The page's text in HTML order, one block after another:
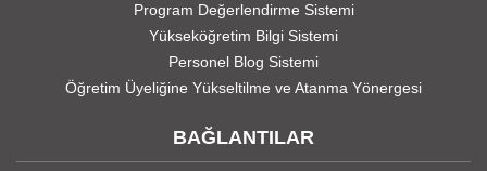
Program Değerlendirme Sistemi
Yükseköğretim Bilgi Sistemi
Personel Blog Sistemi
Öğretim Üyeliğine Yükseltilme ve Atanma Yönergesi
BAĞLANTILAR